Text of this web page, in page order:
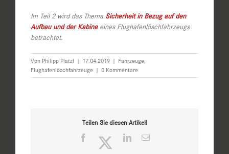
Im Teil 2 wird das Thema Sicherheit in Bezug auf den
Aufbau und der Kabineeines Flughafenlöschfahrzeugs
betrachtet.
Von Philipp Platzl | 17.04.2019 | Fahrzeuge,
Flughafenlöschfahrzeuge | 0 Kommentare
Teilen Sie diesen Artikel!
Facebook TwitterLinkedIn
E-